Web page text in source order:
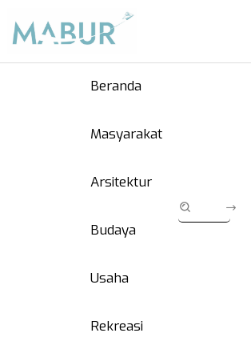
Beranda
Masyarakat
Arsitektur
Budaya
Usaha
Rekreasi